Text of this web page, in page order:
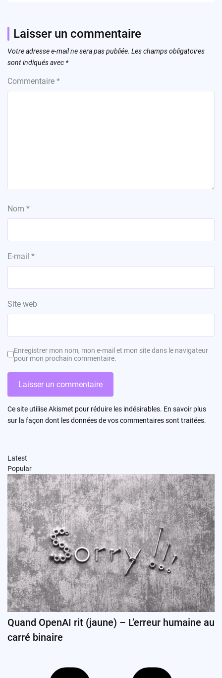
Laisser un commentaire
Votre adresse e-mail ne sera pas publiée. Les champs obligatoires
sont indiqués avec *
Commentaire *
Nom *
E-mail *
Site web
Enregistrer mon nom, mon e-mail et mon site dans le navigateur
pour mon prochain commentaire.
Ce site utilise Akismet pour réduire les indésirables. En savoir plus
sur la façon dont les données de vos commentaires sont traitées.
Latest
Popular
Quand OpenAI rit (jaune) – L’erreur humaine au
carré binaire